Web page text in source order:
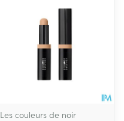
Les couleurs de noir